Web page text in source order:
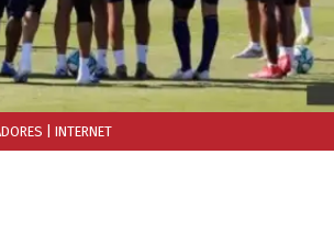
| INTERNET